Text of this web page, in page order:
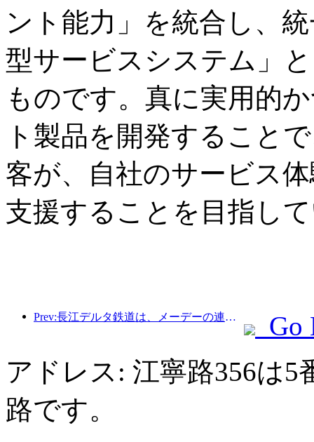
ント能力」を統合し、
型サービスシステム」
ものです。真に実用的
ト製品を開発すること
客が、自社のサービス
支援することを目指し
Prev:長江デルタ鉄道は、メーデーの連休期間中に2138万人以上の乗客を輸送した。
Go
アドレス: 江寧路356は
路です。